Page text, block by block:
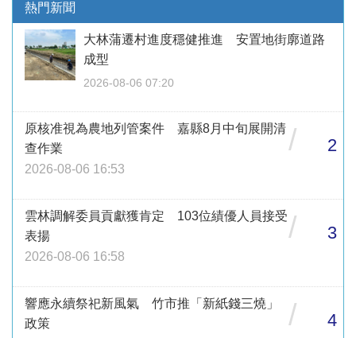
熱門新聞
大林蒲遷村進度穩健推進 安置地街廓道路
成型
2026-08-06 07:20
原核准視為農地列管案件 嘉縣8月中旬展開清
查作業
2026-08-06 16:53
/ 2
雲林調解委員貢獻獲肯定 103位績優人員接受
表揚
2026-08-06 16:58
/ 3
響應永續祭祀新風氣 竹市推「新紙錢三燒」
政策
/ 4